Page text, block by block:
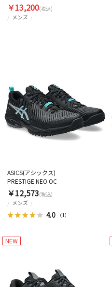
メンズ
￥13,200(税込)
メンズ
4.0 （1）
ASICS(アシックス)
PRESTIGE NEO OC
￥12,573(税込)
NEW